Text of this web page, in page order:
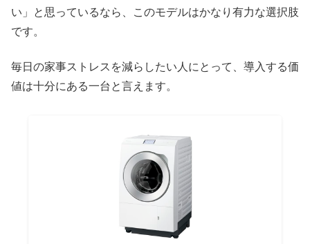
い」と思っているなら、このモデルはかなり有力な選択肢
です。
毎日の家事ストレスを減らしたい人にとって、導入する価
値は十分にある一台と言えます。